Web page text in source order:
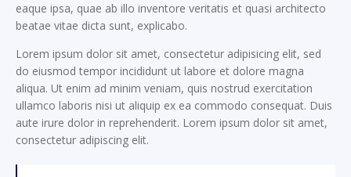
eaque ipsa, quae ab illo inventore veritatis et quasi architecto
beatae vitae dicta sunt, explicabo.
Lorem ipsum dolor sit amet, consectetur adipisicing elit, sed
do eiusmod tempor incididunt ut labore et dolore magna
aliqua. Ut enim ad minim veniam, quis nostrud exercitation
ullamco laboris nisi ut aliquip ex ea commodo consequat. Duis
aute irure dolor in reprehenderit. Lorem ipsum dolor sit amet,
consectetur adipiscing elit.